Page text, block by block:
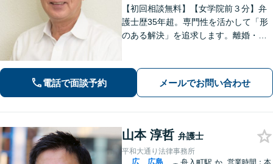
【初回相談無料】【女学院前３分】弁
護士歴35年超。専門性を活かして「形
のある解決」を追求します。離婚・債
話しやすい弁護士に是非ご相談くださ
い。（合同庁舎内郵便局近く）
電話で面談予約 メールでお問い合わせ
山本 淳哲 弁護士
平和大通り法律事務所
広
広島
営業時間：本